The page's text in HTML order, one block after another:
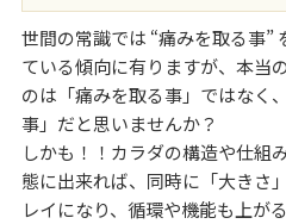
世間の常識では “痛みを取る事”
ている傾向に有りますが、本当
のは「痛みを取る事」ではなく
事」だと思いませんか？
しかも！！カラダの構造や仕組
態に出来れば、同時に「大きさ
レイになり、循環や機能も上が